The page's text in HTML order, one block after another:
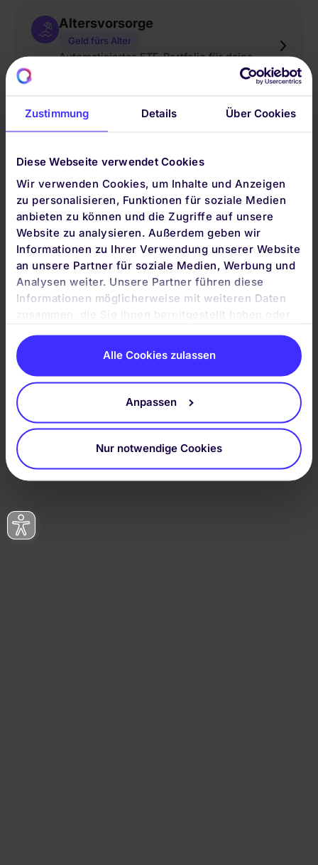
Zustimmung Details Über Cookies
Diese Webseite verwendet Cookies
Wir verwenden Cookies, um Inhalte und Anzeigen
zu personalisieren, Funktionen für soziale Medien
anbieten zu können und die Zugriffe auf unsere
Website zu analysieren. Außerdem geben wir
Informationen zu Ihrer Verwendung unserer Website
an unsere Partner für soziale Medien, Werbung und
Analysen weiter. Unsere Partner führen diese
Informationen möglicherweise mit weiteren Daten
zusammen, die Sie ihnen bereitgestellt haben oder
gesammelt haben. Durch Klicken auf „Zulassen“-
Buttons willigen Sie gem. Art. 49 Abs. 1 DSGVO ein,
dass auch Anbieter in den USA Ihre Daten
verarbeiten. Es ist möglich, dass die übermittelten
Daten durch lokale Behörden verarbeitet werden.
Alle Cookies zulassen
Anpassen
Nur notwendige Cookies
Altersvorsorge
Geld fürs Alter
Automatisiertes ETF-Portfolio für deine
Kinder
Frühzeitig ein finanzielles Fundament für die